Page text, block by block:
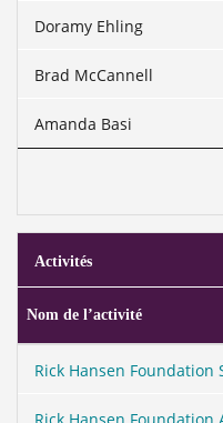
Doramy Ehling
Brad McCannell
Amanda Basi
Activités
Nom de l’activité
Rick Hansen Foundation